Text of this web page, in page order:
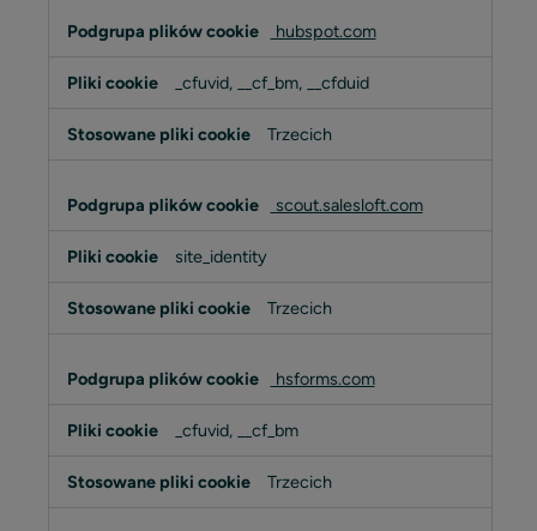
hubspot.com
_cfuvid, __cf_bm, __cfduid
Trzecich
scout.salesloft.com
site_identity
Trzecich
hsforms.com
_cfuvid, __cf_bm
Trzecich